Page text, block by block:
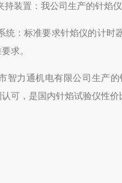
装置：我公司生产的针焰仪
：标准要求针焰仪的计时
求。
力通机电有限公司 生产的
可，是国内针焰试验仪性价